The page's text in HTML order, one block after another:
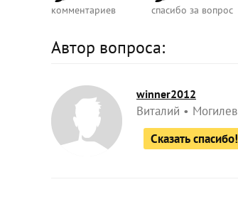
комментариев
спасибо за вопрос
Автор вопроса:
winner2012
Виталий Могилев
Сказать спасибо!